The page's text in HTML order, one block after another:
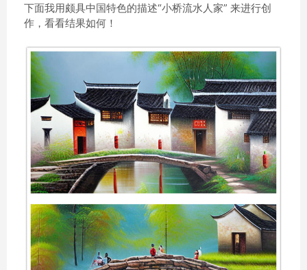
下面我用颇具中国特色的描述“小桥流水人家” 来进行创
作，看看结果如何！